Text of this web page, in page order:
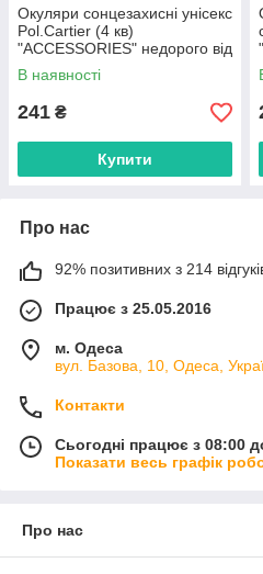
Окуляри сонцезахисні унісекс
Pol.Cartier (4 кв)
"ACCESSORIES" недорого від
прямого постачальника
В наявності
241 ₴
Купити
Про нас
92% позитивних з 214
Працює з 25.05.2016
м. Одеса
вул. Базова, 10, Одеса,
Контакти
Сьогодні працює з 08:00
Показати весь графік
Про нас